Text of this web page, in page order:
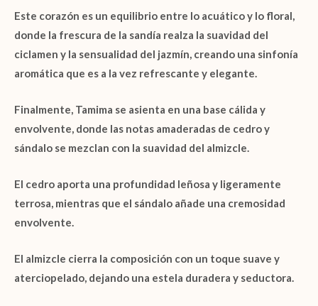
Este corazón es un equilibrio entre lo acuático y lo floral,
donde la frescura de la sandía realza la suavidad del
ciclamen y la sensualidad del jazmín, creando una sinfonía
aromática que es a la vez refrescante y elegante.
Finalmente, Tamima se asienta en una base cálida y
envolvente, donde las notas amaderadas de cedro y
sándalo se mezclan con la suavidad del almizcle.
El cedro aporta una profundidad leñosa y ligeramente
terrosa, mientras que el sándalo añade una cremosidad
envolvente.
El almizcle cierra la composición con un toque suave y
aterciopelado, dejando una estela duradera y seductora.